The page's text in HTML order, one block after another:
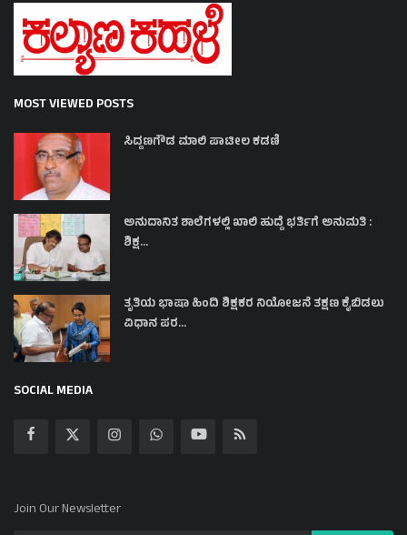
MOST VIEWED POSTS
ಸಿದ್ದಣಗೌಡ ಮಾಲಿ ಪಾಟೀಲ ಕಡಣಿ
ಅನುದಾನಿತ ಶಾಲೆಗಳಲ್ಲಿ ಖಾಲಿ ಹುದ್ದೆ ಭರ್ತಿಗೆ ಅನುಮತಿ :
ಶಿಕ್ಷ...
ತೃತಿಯ ಭಾಷಾ ಹಿಂದಿ ಶಿಕ್ಷಕರ ನಿಯೋಜನೆ ತಕ್ಷಣ ಕೈಬಿಡಲು
ವಿಧಾನ ಪರ...
SOCIAL MEDIA
Join Our Newsletter